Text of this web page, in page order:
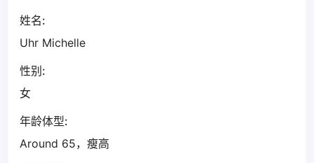
姓名:
Uhr Michelle
性别:
女
年龄体型:
Around 65，瘦高